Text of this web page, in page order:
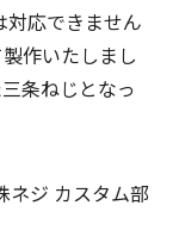
対応できません
作いたしまし
条ねじとなっ
ネジ カスタム部